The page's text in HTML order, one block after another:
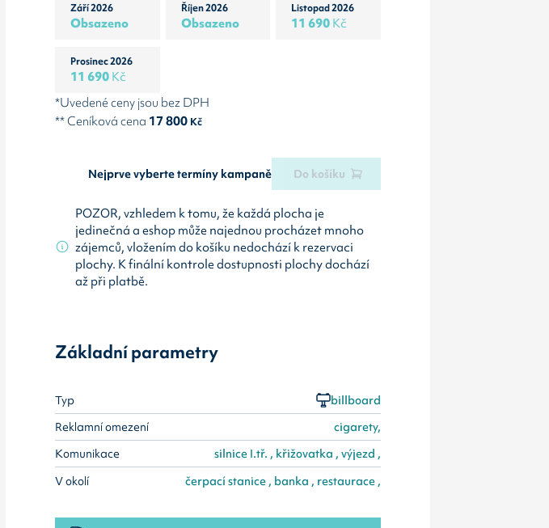
Září 2026
Obsazeno
Říjen 2026
Obsazeno
Listopad 2026
11 690Kč
Prosinec 2026
11 690Kč
*Uvedené ceny jsou bez DPH
** Ceníková cena 17 800 Kč
Nejprve vyberte termíny kampaně Do košíku
POZOR, vzhledem k tomu, že každá plocha je
jedinečná a eshop může najednou procházet mnoho
zájemců, vložením do košíku nedochází k rezervaci
plochy. K finální kontrole dostupnosti plochy dochází
až při platbě.
Základní parametry
Typ
billboard
Reklamní omezení
cigarety,
Komunikace
silnice I.tř. , křižovatka , výjezd ,
V okolí
čerpací stanice , banka , restaurace ,